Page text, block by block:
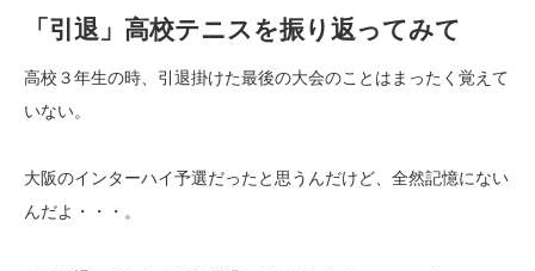
「引退」高校テニスを振り返ってみて
高校３年生の時、引退掛けた最後の大会のことはまったく覚えて
いない。
大阪のインターハイ予選だったと思うんだけど、全然記憶にない
んだよ・・・。